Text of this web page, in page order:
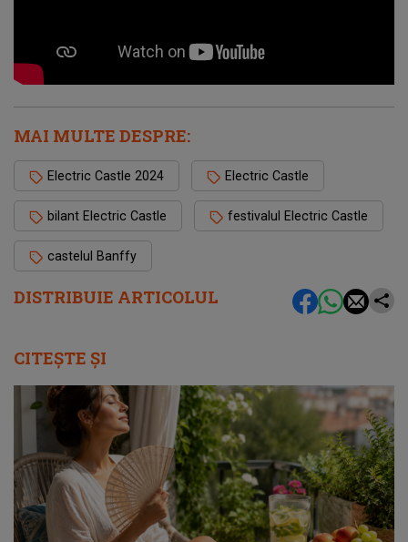
DISTRIBUIE ARTICOLUL
MAI MULTE DESPRE:
Electric Castle 2024 Electric Castle
bilant Electric Castle festivalul Electric Castle
castelul Banffy
CITEȘTE ȘI